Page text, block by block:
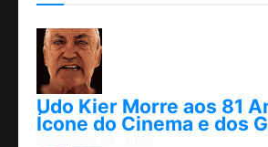
Udo Kier Morre aos 81
Ícone do Cinema e dos